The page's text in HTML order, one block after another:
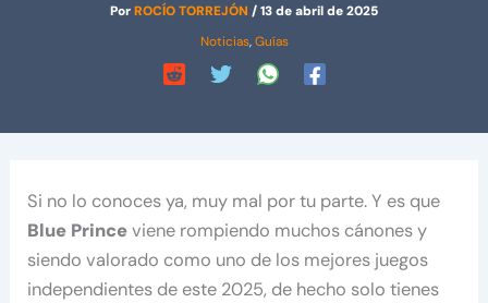
PorROCÍO TORREJÓN /13 de abril de 2025
Noticias,Guías
Si no lo conoces ya, muy mal por tu parte. Y es que
Blue Princeviene rompiendo muchos cánones y
siendo valorado como uno de los mejores juegos
independientes de este 2025, de hecho solo tienes